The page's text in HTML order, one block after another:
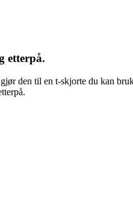
etterpå.
den til en t-skjorte du kan